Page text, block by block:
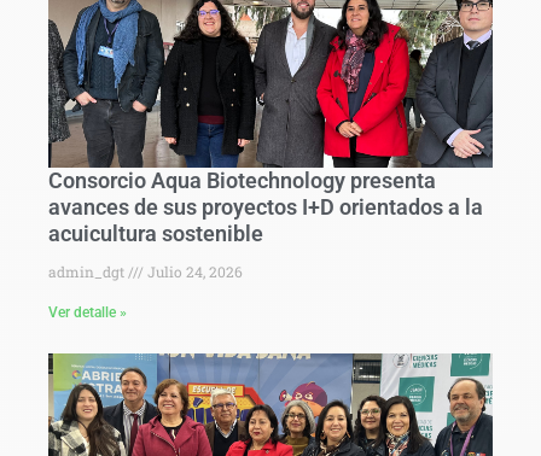
Consorcio Aqua Biotechnology presenta
avances de sus proyectos I+D orientados a la
acuicultura sostenible
admin_dgt Julio 24, 2026
Ver detalle »